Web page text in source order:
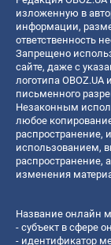
изложенную в
информации,
ответственность
Запрещено
сайте, даже с
логотипа
письменного
Незаконным
любое
распространение,
использованием,
распространение,
изменения
Название онлайн
- субъект в сфере
- идентификатор